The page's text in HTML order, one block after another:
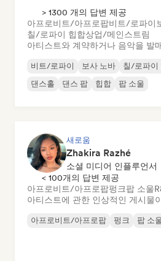
> 1300 개의 답변 제공
아프로비트/아프로팝비트/로파이
칠/로파이 힙합상업/메인스트림
아티스트와 계약하거나 음악을 발
비트/로파이 보사 노바 칠/로파이
댄스홀
댄스 팝 힙합 팝 소울
새로움
Zhakira Razhé
소셜 미디어 인플루언서
< 100개의 답변 제공
아프로비트/아프로팝펑크팝 소울
아티스트에 관한 인상적인 게시물
아프로비트/아프로팝 펑크 팝 소